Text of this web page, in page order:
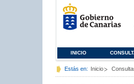
INICIO
Estás en: Inicio